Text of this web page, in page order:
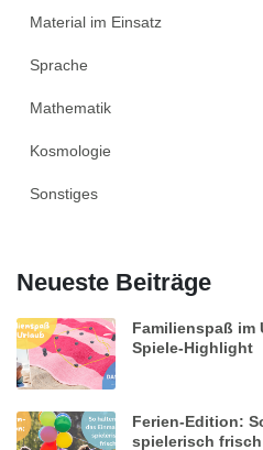
Material im Einsatz
Sprache
Mathematik
Kosmologie
Sonstiges
Neueste Beiträge
Familienspaß im
Spiele-Highlight
Ferien-Edition:
spielerisch frisch